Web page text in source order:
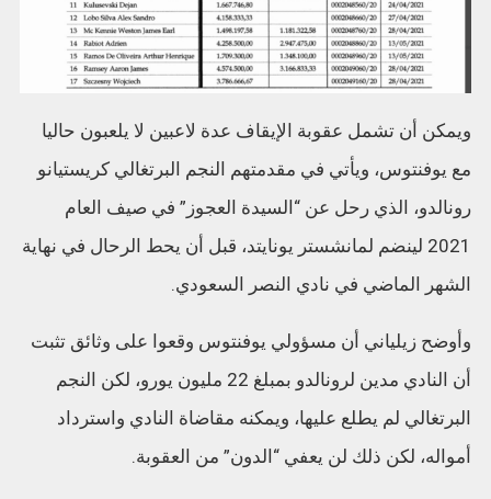
ويمكن أن تشمل عقوبة الإيقاف عدة لاعبين لا يلعبون حاليا
مع يوفنتوس، ويأتي في مقدمتهم النجم البرتغالي كريستيانو
رونالدو، الذي رحل عن “السيدة العجوز” في صيف العام
2021 لينضم لمانشستر يونايتد، قبل أن يحط الرحال في نهاية
الشهر الماضي في نادي النصر السعودي.
وأوضح زيلياني أن مسؤولي يوفنتوس وقعوا على وثائق تثبت
أن النادي مدين لرونالدو بمبلغ 22 مليون يورو، لكن النجم
البرتغالي لم يطلع عليها، ويمكنه مقاضاة النادي واسترداد
أمواله، لكن ذلك لن يعفي “الدون” من العقوبة.